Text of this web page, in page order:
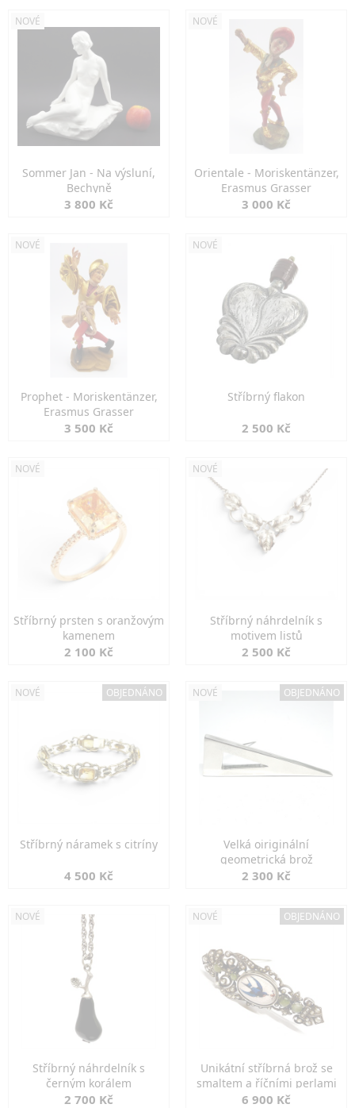
NOVÉ
Sommer Jan - Na výsluní,
Bechyně
3 800 Kč
NOVÉ
Orientale - Moriskentänzer,
Erasmus Grasser
3 000 Kč
NOVÉ
Prophet - Moriskentänzer,
Erasmus Grasser
3 500 Kč
NOVÉ
Stříbrný flakon
2 500 Kč
NOVÉ
Stříbrný prsten s oranžovým
kamenem
2 100 Kč
NOVÉ
Stříbrný náhrdelník s
motivem listů
2 500 Kč
NOVÉ OBJEDNÁNO
Stříbrný náramek s citríny
4 500 Kč
NOVÉ OBJEDNÁNO
Velká oiriginální
geometrická brož
2 300 Kč
NOVÉ
Stříbrný náhrdelník s
černým korálem
2 700 Kč
NOVÉ OBJEDNÁNO
Unikátní stříbrná brož se
smaltem a říčními perlami
6 900 Kč